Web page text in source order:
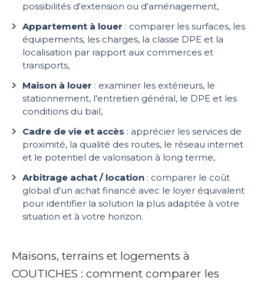
possibilités d'extension ou d'aménagement,
Appartement à louer : comparer les surfaces, les
équipements, les charges, la classe DPE et la
localisation par rapport aux commerces et
transports,
Maison à louer : examiner les extérieurs, le
stationnement, l'entretien général, le DPE et les
conditions du bail,
Cadre de vie et accès : apprécier les services de
proximité, la qualité des routes, le réseau internet
et le potentiel de valorisation à long terme,
Arbitrage achat / location : comparer le coût
global d'un achat financé avec le loyer équivalent
pour identifier la solution la plus adaptée à votre
situation et à votre horizon.
Maisons, terrains et logements à
COUTICHES : comment comparer les